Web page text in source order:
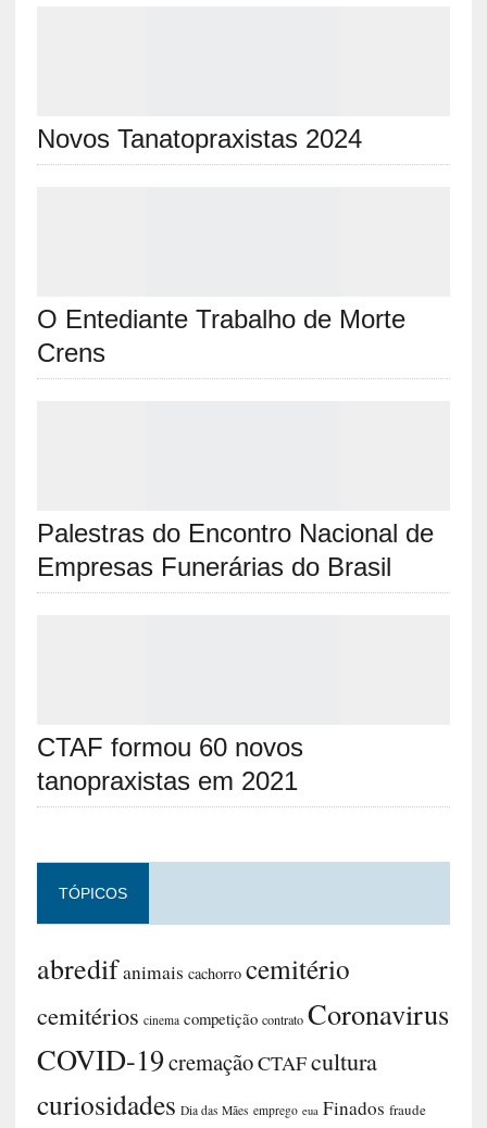
Novos Tanatopraxistas 2024
O Entediante Trabalho de Morte
Crens
Palestras do Encontro Nacional de
Empresas Funerárias do Brasil
CTAF formou 60 novos
tanopraxistas em 2021
TÓPICOS
abredifanimais cachorro cemitério
cemitérios cinema competição contrato Coronavirus
COVID-19cremaçãoCTAFcultura
curiosidades Dia das Mães emprego eua Finados fraude